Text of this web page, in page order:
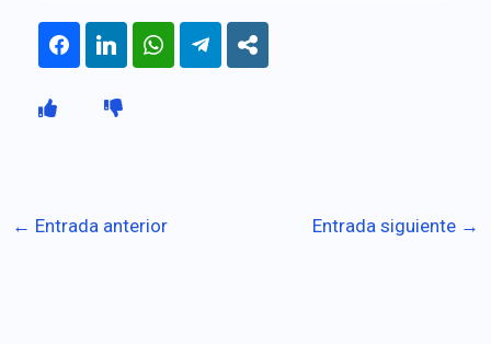
← Entrada anterior Entrada siguiente →